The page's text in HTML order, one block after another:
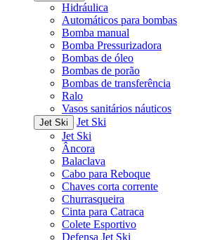
Hidráulica
Automáticos para bombas
Bomba manual
Bomba Pressurizadora
Bombas de óleo
Bombas de porão
Bombas de transferência
Ralo
Vasos sanitários náuticos
Jet Ski
Jet Ski
Jet Ski
Âncora
Balaclava
Cabo para Reboque
Chaves corta corrente
Churrasqueira
Cinta para Catraca
Colete Esportivo
Defensa Jet Ski